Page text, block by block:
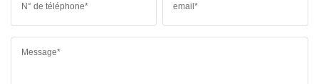
N° de téléphone* email*
Message*